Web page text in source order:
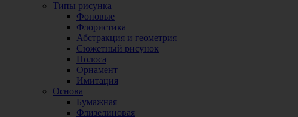
Типы рисунка
Фоновые
Флористика
Абстракция и геометрия
Сюжетный рисунок
Полоса
Орнамент
Имитация
Основа
Бумажная
Флизелиновая